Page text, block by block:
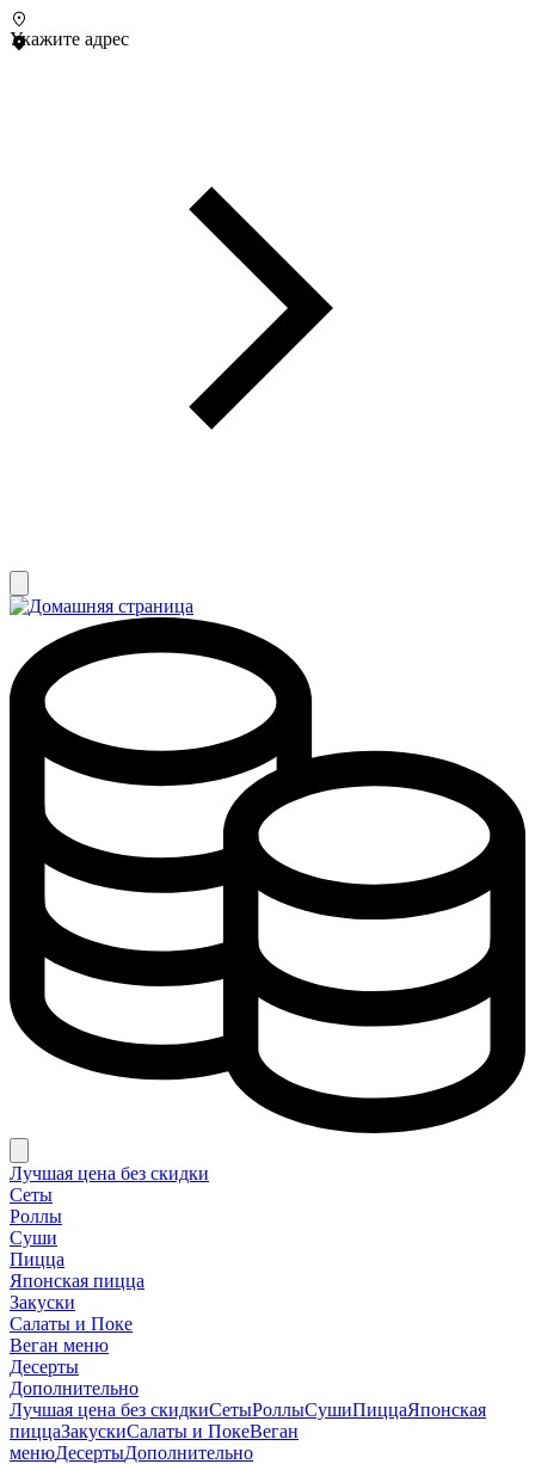
Укажите адрес
Лучшая цена без скидки
Сеты
Роллы
Суши
Пицца
Японская пицца
Закуски
Салаты и Поке
Веган меню
Десерты
Дополнительно
Лучшая цена без скидкиСетыРоллыСушиПиццаЯпонская
пиццаЗакускиСалаты и ПокеВеган
менюДесертыДополнительно